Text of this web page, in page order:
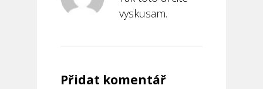
vyskusam.
Přidat komentář